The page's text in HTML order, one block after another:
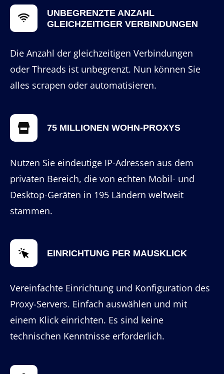
UNBEGRENZTE ANZAHL
GLEICHZEITIGER VERBINDUNGEN
Die Anzahl der gleichzeitigen Verbindungen
oder Threads ist unbegrenzt. Nun können Sie
alles scrapen oder automatisieren.
75 MILLIONEN WOHN-PROXYS
Nutzen Sie eindeutige IP-Adressen aus dem
privaten Bereich, die von echten Mobil- und
Desktop-Geräten in 195 Ländern weltweit
stammen.
EINRICHTUNG PER MAUSKLICK
Vereinfachte Einrichtung und Konfiguration des
Proxy-Servers. Einfach auswählen und mit
einem Klick einrichten. Es sind keine
technischen Kenntnisse erforderlich.